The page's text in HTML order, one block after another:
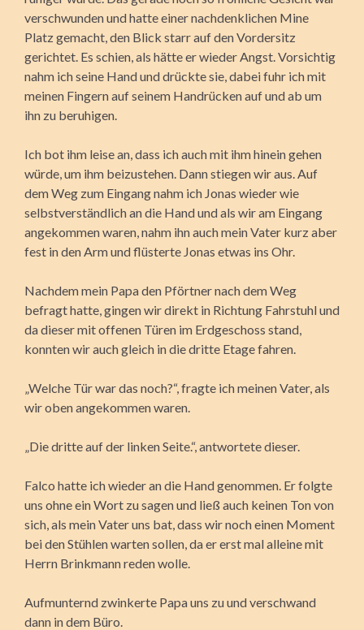
verschwunden und hatte einer nachdenklichen Mine
Platz gemacht, den Blick starr auf den Vordersitz
gerichtet. Es schien, als hätte er wieder Angst. Vorsichtig
nahm ich seine Hand und drückte sie, dabei fuhr ich mit
meinen Fingern auf seinem Handrücken auf und ab um
ihn zu beruhigen.
Ich bot ihm leise an, dass ich auch mit ihm hinein gehen
würde, um ihm beizustehen. Dann stiegen wir aus. Auf
dem Weg zum Eingang nahm ich Jonas wieder wie
selbstverständlich an die Hand und als wir am Eingang
angekommen waren, nahm ihn auch mein Vater kurz aber
fest in den Arm und flüsterte Jonas etwas ins Ohr.
Nachdem mein Papa den Pförtner nach dem Weg
befragt hatte, gingen wir direkt in Richtung Fahrstuhl und
da dieser mit offenen Türen im Erdgeschoss stand,
konnten wir auch gleich in die dritte Etage fahren.
„Welche Tür war das noch?“, fragte ich meinen Vater, als
wir oben angekommen waren.
„Die dritte auf der linken Seite.“, antwortete dieser.
Falco hatte ich wieder an die Hand genommen. Er folgte
uns ohne ein Wort zu sagen und ließ auch keinen Ton von
sich, als mein Vater uns bat, dass wir noch einen Moment
bei den Stühlen warten sollen, da er erst mal alleine mit
Herrn Brinkmann reden wolle.
Aufmunternd zwinkerte Papa uns zu und verschwand
dann in dem Büro.